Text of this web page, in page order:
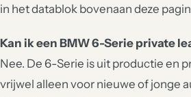
in het datablok bovenaan deze
Kan ik een BMW 6-Serie private
Nee. De 6-Serie is uit productie en
vrijwel alleen voor nieuwe of jonge